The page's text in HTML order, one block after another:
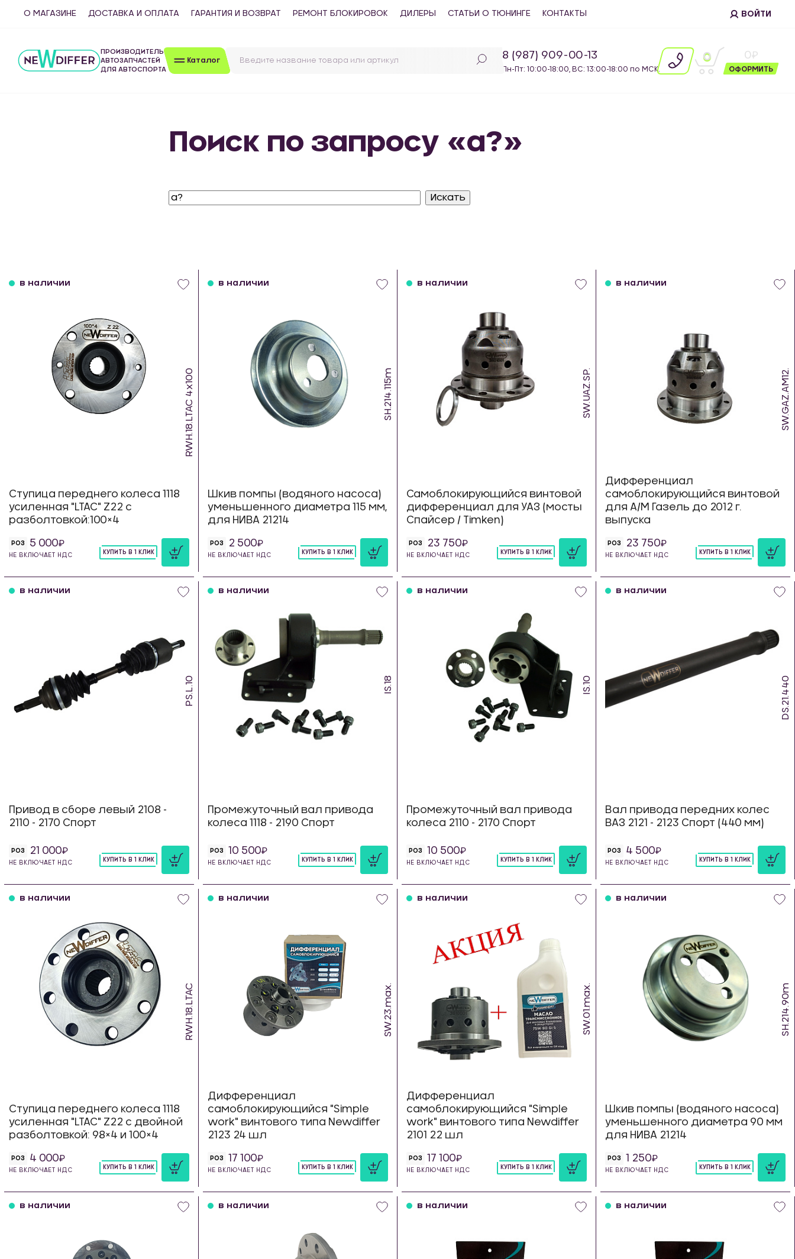
О МАГАЗИНЕ ДОСТАВКА И ОПЛАТА ГАРАНТИЯ И ВОЗВРАТ РЕМОНТ БЛОКИРОВОК ДИЛЕРЫ СТАТЬИ О ТЮНИНГЕ КОНТАКТЫ ВОЙТИ
ПРОИЗВОДИТЕЛЬ
АВТОЗАПЧАСТЕЙ
ДЛЯ АВТОСПОРТА
Каталог 8 (987) 909-00-13
Пн-Пт: 10:00-18:00, ВС: 13:00-18:00 по МСК.
0 0
ОФОРМИТЬ
Поиск по запросу «a?»
RWH.18.LTAC 4х100
в наличии
Ступица переднего колеса 1118
усиленная "LTAC" Z22 с
разболтовкой:100×4
РОЗ 5 000
НЕ ВКЛЮЧАЕТ НДС КУПИТЬ В 1 КЛИК
SH.214.115m
в наличии
Шкив помпы (водяного насоса)
уменьшенного диаметра 115 мм,
для НИВА 21214
РОЗ 2 500
НЕ ВКЛЮЧАЕТ НДС КУПИТЬ В 1 КЛИК
SW.UAZ.SP.
в наличии
Самоблокирующийся винтовой
дифференциал для УАЗ (мосты
Спайсер / Timken)
РОЗ 23 750
НЕ ВКЛЮЧАЕТ НДС КУПИТЬ В 1 КЛИК
SW.GAZ.AM12.
в наличии
Дифференциал
самоблокирующийся винтовой
для А/М Газель до 2012 г.
выпуска
РОЗ 23 750
НЕ ВКЛЮЧАЕТ НДС КУПИТЬ В 1 КЛИК
PS.L.10
в наличии
Привод в сборе левый 2108 -
2110 - 2170 Спорт
РОЗ 21 000
НЕ ВКЛЮЧАЕТ НДС КУПИТЬ В 1 КЛИК
IS.18
в наличии
Промежуточный вал привода
колеса 1118 - 2190 Спорт
РОЗ 10 500
НЕ ВКЛЮЧАЕТ НДС КУПИТЬ В 1 КЛИК
IS.10
в наличии
Промежуточный вал привода
колеса 2110 - 2170 Спорт
РОЗ 10 500
НЕ ВКЛЮЧАЕТ НДС КУПИТЬ В 1 КЛИК
DS.21.440
в наличии
Вал привода передних колес
ВАЗ 2121 - 2123 Спорт (440 мм)
РОЗ 4 500
НЕ ВКЛЮЧАЕТ НДС КУПИТЬ В 1 КЛИК
RWH.18.LTAC
в наличии
Ступица переднего колеса 1118
усиленная "LTAC" Z22 с двойной
разболтовкой: 98×4 и 100×4
РОЗ 4 000
НЕ ВКЛЮЧАЕТ НДС КУПИТЬ В 1 КЛИК
SW.23.max.
в наличии
Дифференциал
самоблокирующийся "Simple
work" винтового типа Newdiffer
2123 24 шл
РОЗ 17 100
НЕ ВКЛЮЧАЕТ НДС КУПИТЬ В 1 КЛИК
SW.01.max.
в наличии
Дифференциал
самоблокирующийся "Simple
work" винтового типа Newdiffer
2101 22 шл
РОЗ 17 100
НЕ ВКЛЮЧАЕТ НДС КУПИТЬ В 1 КЛИК
SH.214.90m
в наличии
Шкив помпы (водяного насоса)
уменьшенного диаметра 90 мм
для НИВА 21214
РОЗ 1 250
НЕ ВКЛЮЧАЕТ НДС КУПИТЬ В 1 КЛИК
в наличии в наличии в наличии в наличии